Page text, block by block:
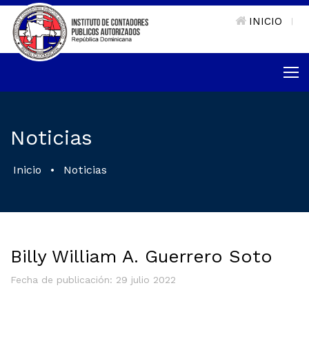
INICIO
Noticias
Inicio • Noticias
Billy William A. Guerrero Soto
Fecha de publicación: 29 julio 2022